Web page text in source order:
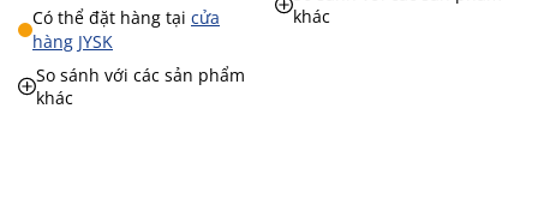
Có thể đặt hàng tại cửa
hàng JYSK
So sánh với các sản phẩm
khác
khác